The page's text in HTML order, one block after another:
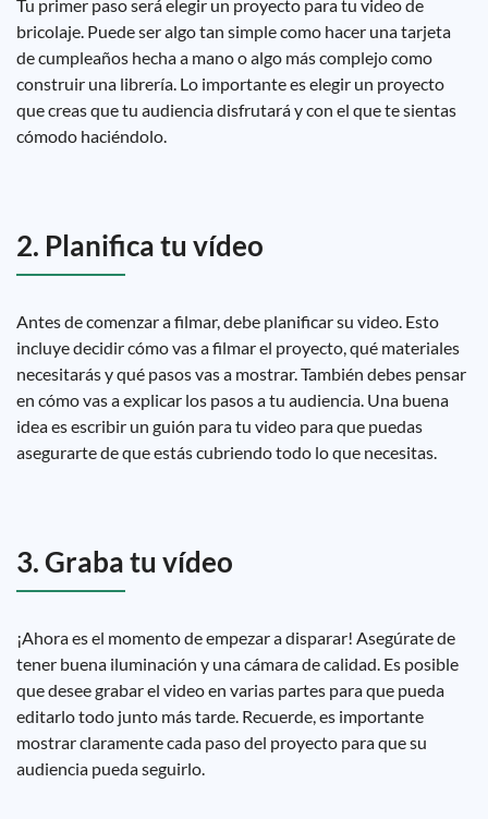
Tu primer paso será elegir un proyecto para tu video de
bricolaje. Puede ser algo tan simple como hacer una tarjeta
de cumpleaños hecha a mano o algo más complejo como
construir una librería. Lo importante es elegir un proyecto
que creas que tu audiencia disfrutará y con el que te sientas
cómodo haciéndolo.
2. Planifica tu vídeo
Antes de comenzar a filmar, debe planificar su video. Esto
incluye decidir cómo vas a filmar el proyecto, qué materiales
necesitarás y qué pasos vas a mostrar. También debes pensar
en cómo vas a explicar los pasos a tu audiencia. Una buena
idea es escribir un guión para tu video para que puedas
asegurarte de que estás cubriendo todo lo que necesitas.
3. Graba tu vídeo
¡Ahora es el momento de empezar a disparar! Asegúrate de
tener buena iluminación y una cámara de calidad. Es posible
que desee grabar el video en varias partes para que pueda
editarlo todo junto más tarde. Recuerde, es importante
mostrar claramente cada paso del proyecto para que su
audiencia pueda seguirlo.